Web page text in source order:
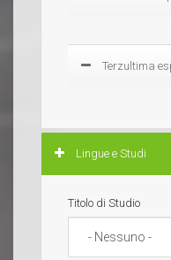
Mostra
Terzultima
Nascondi
Lingue e Studi
Titolo di Studio